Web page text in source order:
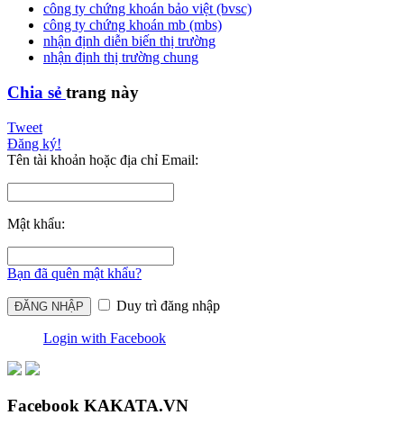
công ty chứng khoán bảo việt (bvsc)
công ty chứng khoán mb (mbs)
nhận định diễn biến thị trường
nhận định thị trường chung
Chia sẻ trang này
Tweet
Đăng ký!
Tên tài khoản hoặc địa chỉ Email:
Mật khẩu:
Bạn đã quên mật khẩu?
Duy trì đăng nhập
Login with Facebook
Facebook KAKATA.VN